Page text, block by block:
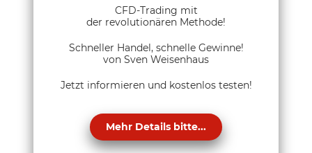
CFD-Trading mit
der revolutionären Methode!
Schneller Handel, schnelle Gewinne!
von Sven Weisenhaus
Jetzt informieren und kostenlos testen!
Mehr Details bitte...